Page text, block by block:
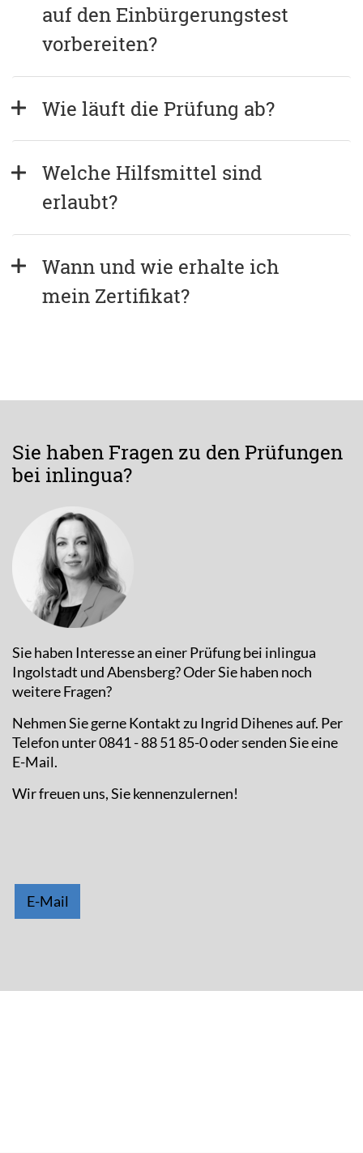
auf den Einbürgerungstest
vorbereiten?
Wie läuft die Prüfung ab?
Welche Hilfsmittel sind
erlaubt?
Wann und wie erhalte ich
mein Zertifikat?
Sie haben Fragen zu den Prüfungen
bei inlingua?
Sie haben Interesse an einer Prüfung bei inlingua
Ingolstadt und Abensberg? Oder Sie haben noch
weitere Fragen?
Nehmen Sie gerne Kontakt zu Ingrid Dihenes auf. Per
Telefon unter 0841 - 88 51 85-0 oder senden Sie eine
E-Mail.
Wir freuen uns, Sie kennenzulernen!
E-Mail